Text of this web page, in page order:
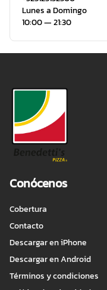
Lunes a Domingo
10:00 ― 21:30
Conócenos
Cobertura
Contacto
Descargar en iPhone
Descargar en Android
Términos y condiciones